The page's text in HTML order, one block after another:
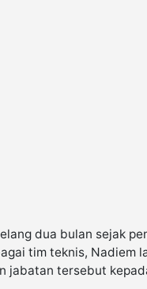
dua bulan sejak
tim teknis, Nadiem
jabatan tersebut